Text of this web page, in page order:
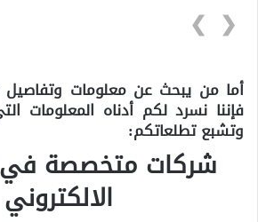
❮
❯
أما من يبحث عن معلومات وتفاصيل
فإننا نسرد لكم أدناه المعلومات
وتشبع تطلعاتكم:
شركات متخصصة في
الالكتروني